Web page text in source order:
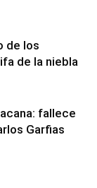
de los
de la niebla
fallece
Garfias